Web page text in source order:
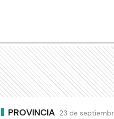
PROVINCIA 23 de